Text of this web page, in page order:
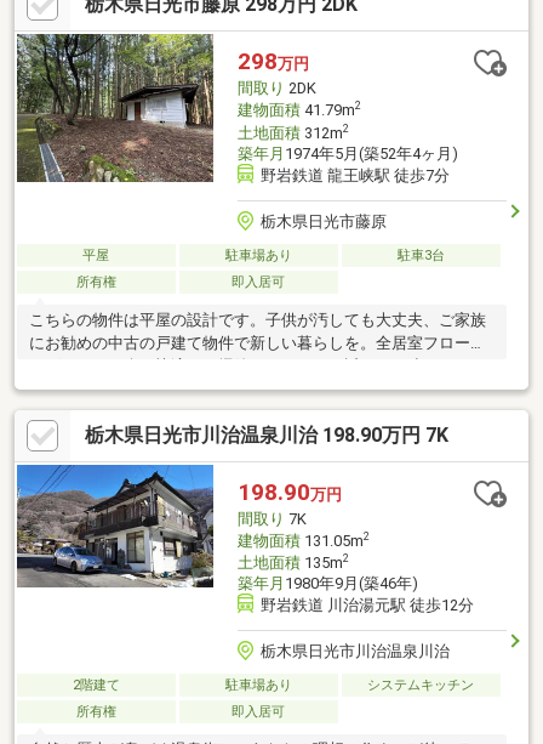
栃木県日光市藤原 298万円 2DK
298万円
間取り 2DK
建物面積41.79m2
土地面積312m2
築年月 1974年5月(築52年4ヶ月)
野岩鉄道 龍王峡駅 徒歩7分
栃木県日光市藤原
平屋 駐車場あり
駐車3台
所有権
即入居可
こちらの物件は平屋の設計です。子供が汚しても大丈夫、ご家族
にお勧めの中古の戸建て物件で新しい暮らしを。全居室フローリ
山々があるので、自然の癒しを感じられます。すぐに入居できる
ので、お待ちいただくことはありません。自動車用のスペースも
たっぷりあり、3台の駐車ができます。細部にもこだわっており、
その分価格は高めです。
栃木県日光市川治温泉川治 198.90万円 7K
198.90万円
間取り 7K
建物面積131.05m2
土地面積135m2
築年月 1980年9月(築46年)
野岩鉄道 川治湯元駅 徒歩12分
栃木県日光市川治温泉川治
2階建て 駐車場あり
システムキッチン
所有権
即入居可